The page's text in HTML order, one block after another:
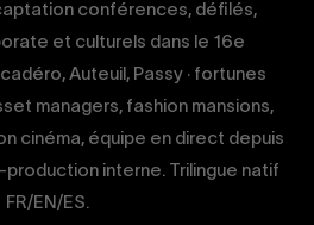
conférences, défilés,
et culturels dans le 16e
Auteuil, Passy · fortunes
managers, fashion mansions,
cinéma, équipe en direct depuis
interne. Trilingue natif
FR/EN/ES.